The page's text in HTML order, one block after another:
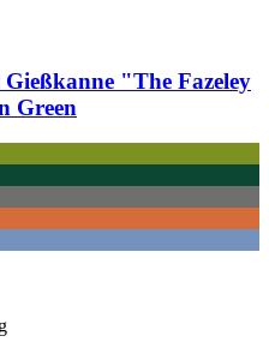
"The Fazeley
Green